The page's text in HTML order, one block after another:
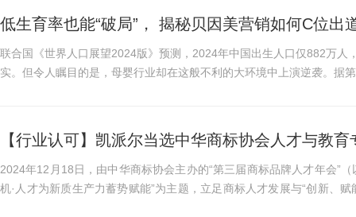
低生育率也能“破局”， 揭秘贝因美营销如何C位出
联合国《世界人口展望2024版》预测，2024年中国出生人口仅882万人
实。但令人瞩目的是，母婴行业却在这般不利的大环境中上演逆袭。据
【行业认可】凯派尔当选中华商标协会人才与教育
2024年12月18日，由中华商标协会主办的“第三届商标品牌人才年会”
机·人才为新质生产力蓄势赋能”为主题，立足商标人才发展与“创新、